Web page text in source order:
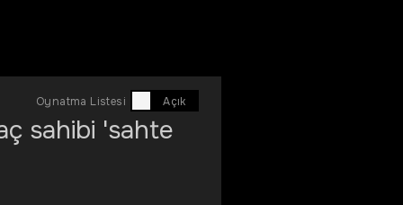
Oynatma Listesi
sahibi 'sahte